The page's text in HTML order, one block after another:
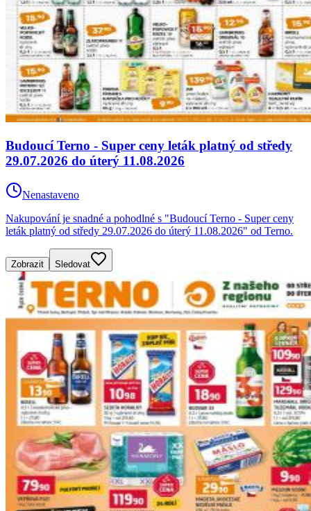
Budoucí Terno - Super ceny leták platný od středy
29.07.2026 do úterý 11.08.2026
Nenastaveno
Nakupování je snadné a pohodlné s "Budoucí Terno - Super ceny
leták platný od středy 29.07.2026 do úterý 11.08.2026" od Terno.
Zobrazit Sledovat